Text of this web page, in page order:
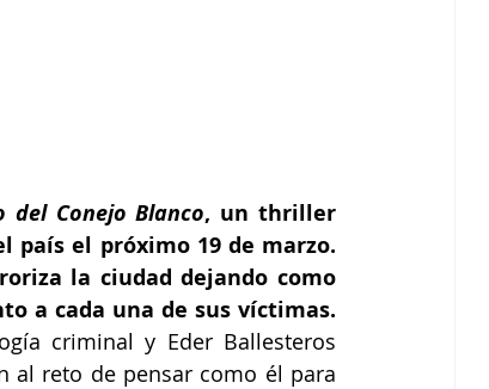
del Conejo Blanco, un thriller
país el próximo 19 de marzo.
la ciudad dejando como
a cada una de sus víctimas.
criminal y Eder Ballesteros
al reto de pensar como él para